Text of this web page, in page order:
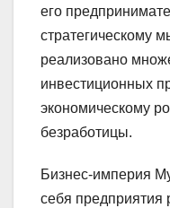
его
стратегическому
реализовано
инвестиционных
экономическому
безработицы.
Бизнес-империя
себя предприятия